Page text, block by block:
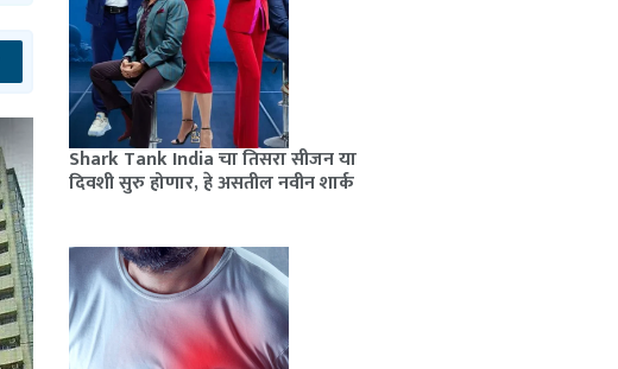
Shark Tank India चा तिसरा सीजन या
दिवशी सुरु होणार, हे असतील नवीन शार्क